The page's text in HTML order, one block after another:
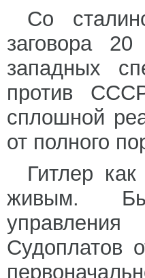
Со
заговора
западных
против
сплошной
от полного
Гитлер
живым.
Судоплатов